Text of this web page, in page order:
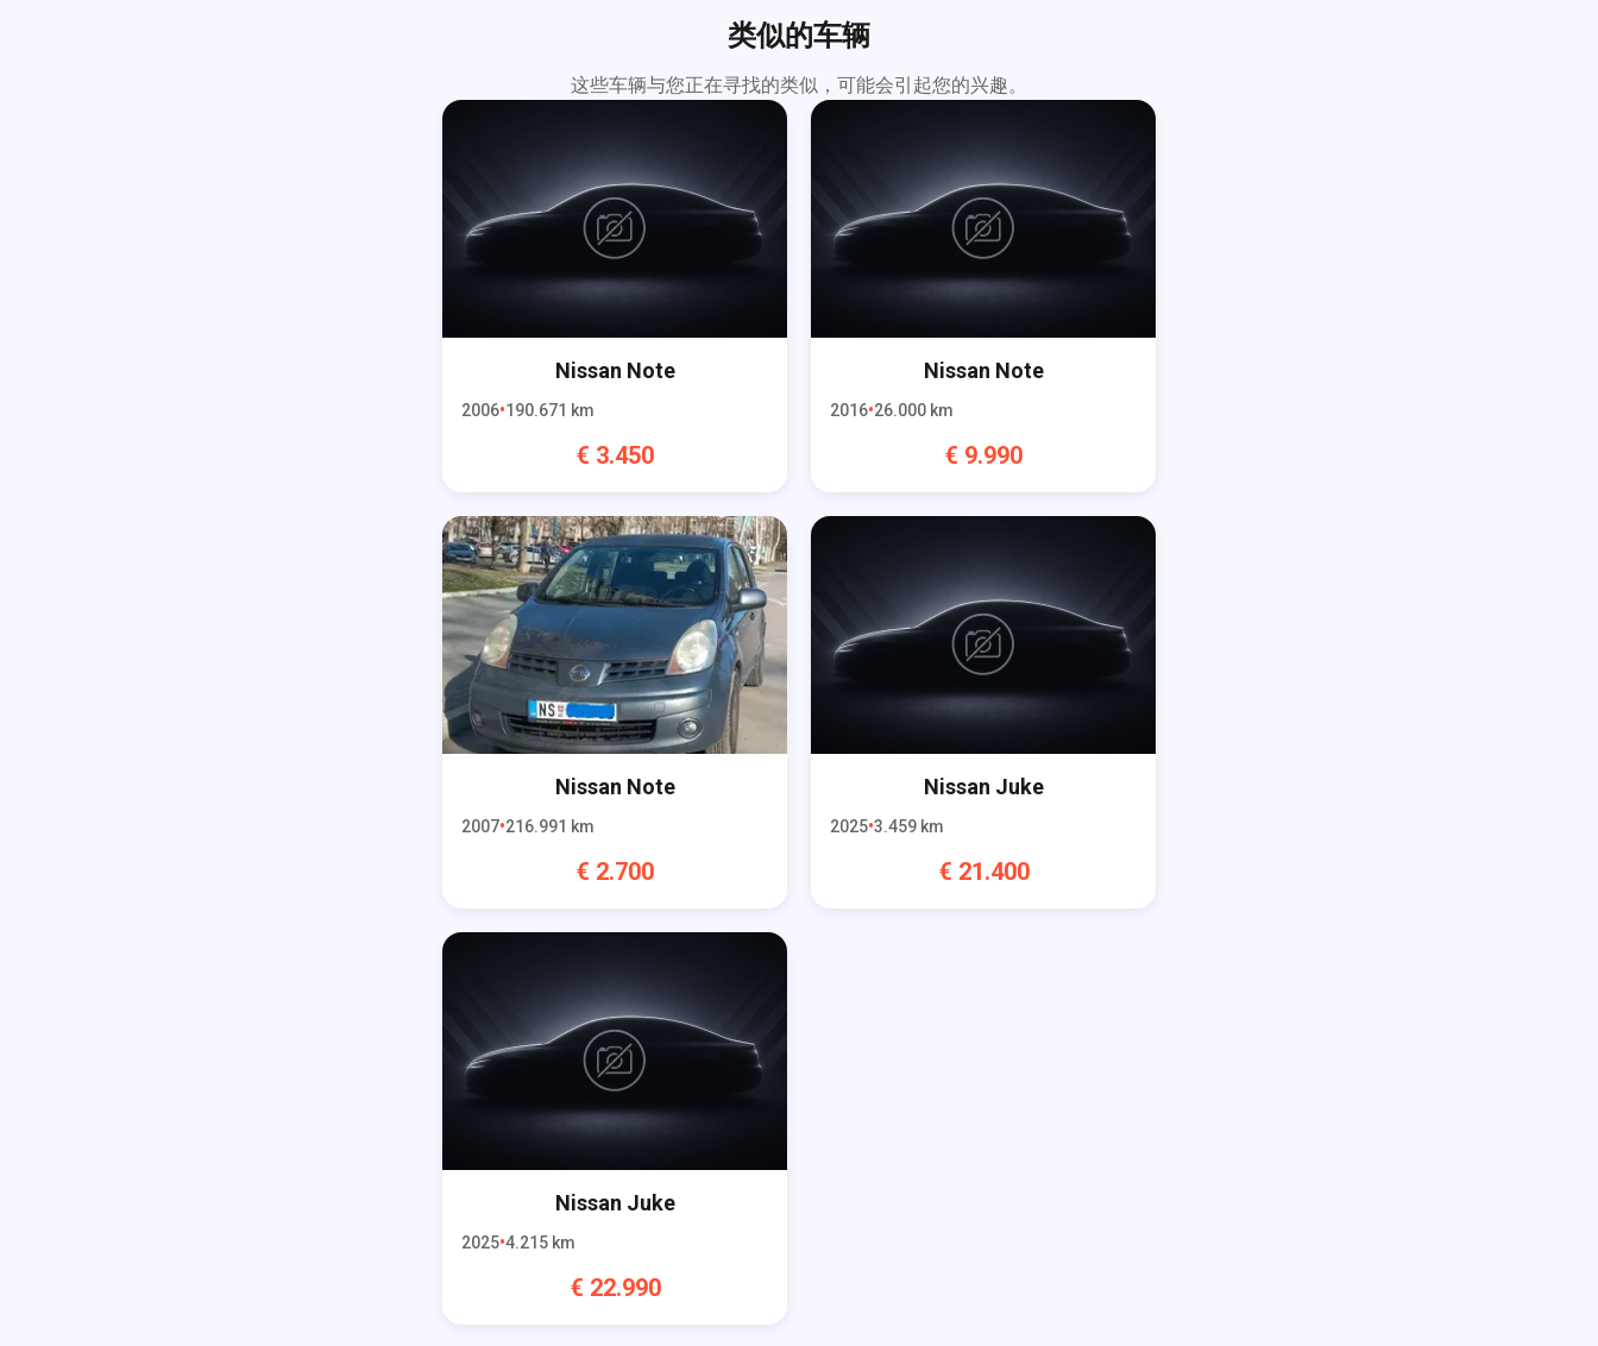
类似的车辆
这些车辆与您正在寻找的类似，可能会引起您的兴趣。
Nissan Note
2006 190.671 km
€ 3.450
Nissan Note
2016 26.000 km
€ 9.990
Nissan Note
2007 216.991 km
€ 2.700
Nissan Juke
2025 3.459 km
€ 21.400
Nissan Juke
2025 4.215 km
€ 22.990